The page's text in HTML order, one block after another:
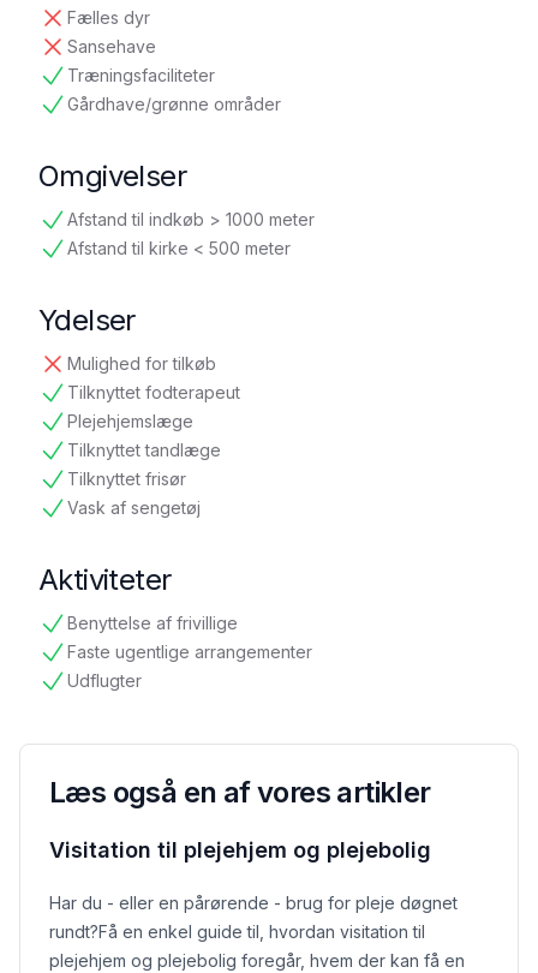
Fælles dyr
ikke tilgængelig
Sansehave
ikke tilgængelig
Træningsfaciliteter
tilgængelig
Gårdhave/grønne områder
tilgængelig
Omgivelser
Afstand til indkøb > 1000 meter
tilgængelig
Afstand til kirke < 500 meter
tilgængelig
Ydelser
Mulighed for tilkøb
ikke tilgængelig
Tilknyttet fodterapeut
tilgængelig
Plejehjemslæge
tilgængelig
Tilknyttet tandlæge
tilgængelig
Tilknyttet frisør
tilgængelig
Vask af sengetøj
tilgængelig
Aktiviteter
Benyttelse af frivillige
tilgængelig
Faste ugentlige arrangementer
tilgængelig
Udflugter
tilgængelig
Læs også en af vores artikler
Visitation til plejehjem og plejebolig
Har du - eller en pårørende - brug for pleje døgnet
rundt?Få en enkel guide til, hvordan visitation til
plejehjem og plejebolig foregår, hvem der kan få en